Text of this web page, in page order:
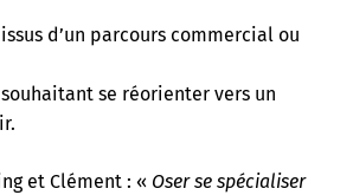
d’un parcours commercial ou
souhaitant se réorienter vers un
et Clément : « Oser se spécialiser